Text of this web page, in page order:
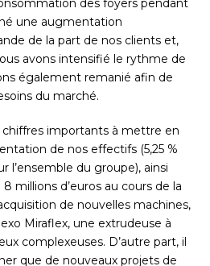
des foyers pendant
une augmentation
de la part de nos clients et,
avons intensifié le rythme de
également remanié afin de
du marché.
chiffres importants à mettre en
de nos effectifs (5,25 %
l’ensemble du groupe), ainsi
millions d’euros au cours de la
de nouvelles machines,
Miraflex, une extrudeuse à
complexeuses. D’autre part, il
que de nouveaux projets de